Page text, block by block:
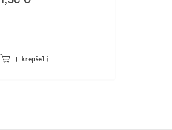
Į krepšelį